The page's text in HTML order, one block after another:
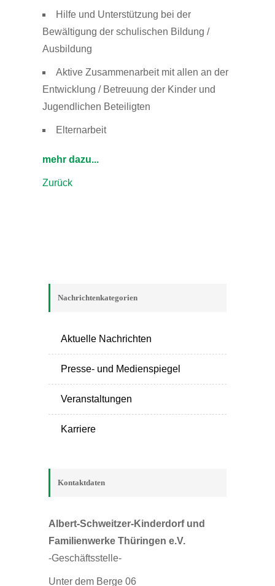
Hilfe und Unterstützung bei der
Bewältigung der schulischen Bildung /
Ausbildung
Aktive Zusammenarbeit mit allen an der
Entwicklung / Betreuung der Kinder und
Jugendlichen Beteiligten
Elternarbeit
mehr dazu...
Zurück
Nachrichtenkategorien
Aktuelle Nachrichten
Presse- und Medienspiegel
Veranstaltungen
Karriere
Kontaktdaten
Albert-Schweitzer-Kinderdorf und
Familienwerke Thüringen e.V.
-Geschäftsstelle-
Unter dem Berge 06